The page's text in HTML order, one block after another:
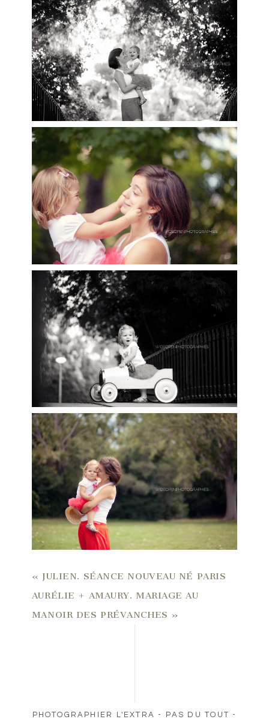
« JULIEN. SÉANCE NOUVEAU NÉ PARIS
AURÉLIE + AMAURY. MARIAGE AU
MANOIR DES PRÉVANCHES »
PHOTOGRAPHIER L'EXTRA - PAS DU TOUT -